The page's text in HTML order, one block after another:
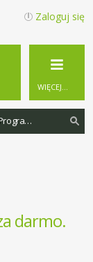
Zaloguj się
WIĘCEJ…
Programy za free
darmo.